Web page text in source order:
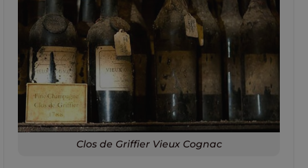
Clos de Griffier Vieux Cognac